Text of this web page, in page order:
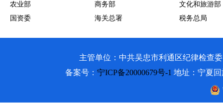
农业部
商务部
文化和旅游部
国资委
海关总署 税务总局
主管单位：中共吴忠市利通区纪律检查
备案号： 宁ICP备20000679号-1 地址：宁夏